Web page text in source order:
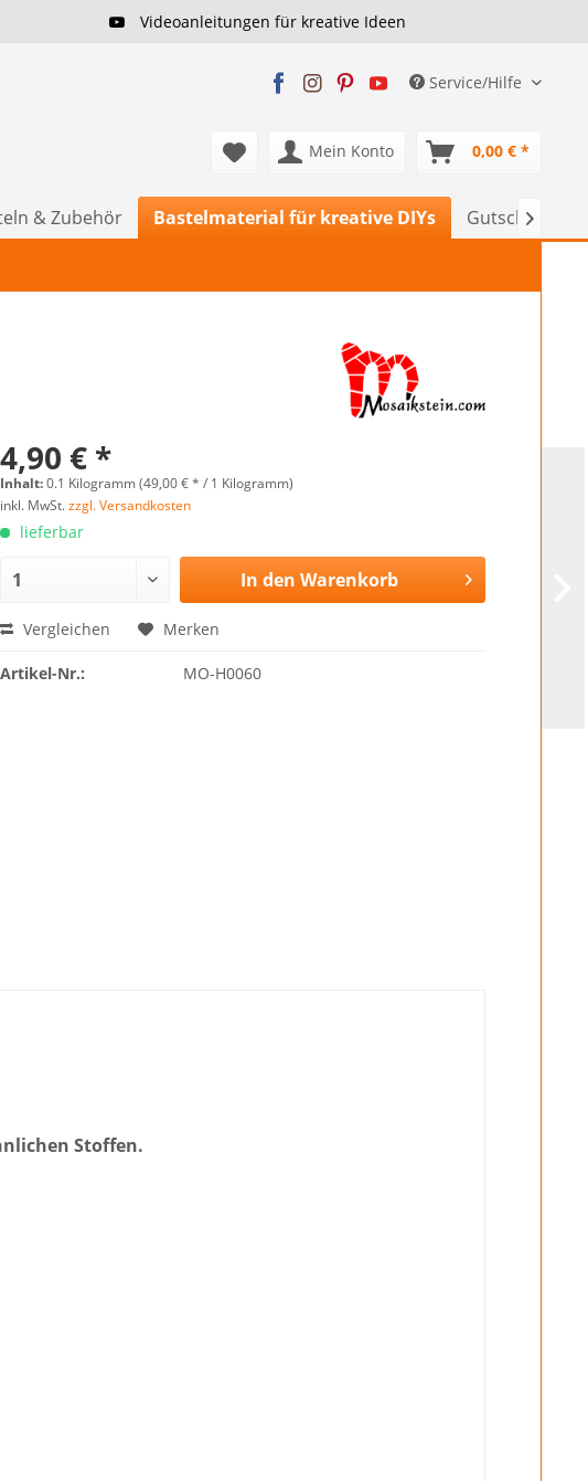
Videoanleitungen für kreative Ideen
Service/Hilfe
Mein Konto 0,00 € *
& Zubehör Bastelmaterial für kreative DIYs Gutscheine

4,90 € *
Inhalt:0.1 Kilogramm (49,00 € * / 1 Kilogramm)
inkl. MwSt.zzgl. Versandkosten
lieferbar
In den Warenkorb
Vergleichen Merken
Artikel-Nr.: MO-H0060
Stoffen.